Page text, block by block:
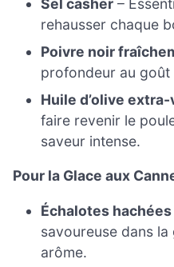
Sel casher –
rehausser chaque
Poivre noir
profondeur au goût
Huile d’olive
faire revenir le
saveur intense.
Pour la Glace aux
Échalotes hachées
savoureuse dans
arôme.